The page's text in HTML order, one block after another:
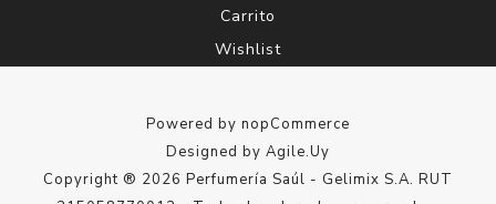
Carrito
Wishlist
Powered by nopCommerce
Designed by Agile.Uy
Copyright ® 2026 Perfumería Saúl - Gelimix S.A. RUT